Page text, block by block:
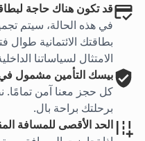
قد تكون هناك حاجة
في هذه الحالة، سيتم
بطاقتك الائتمانية طوال
الامتثال لسياساتنا
بيسك التأمين مشمول
كل حجز معنا آمن تمامًا.
برحلتك براحة بال.
الحد الأقصى للمسافة المقطوعة هو